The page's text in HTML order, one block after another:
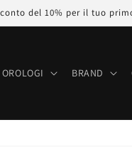
del 10% per il tuo
OROLOGI BRAND